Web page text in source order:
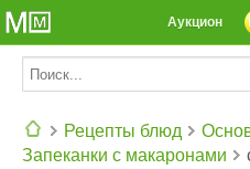
Аукцион
Рецепты блюд
Запеканки с макаронами